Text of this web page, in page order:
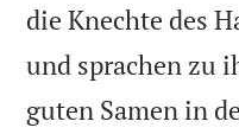
die Knechte des
und sprachen zu
guten Samen in